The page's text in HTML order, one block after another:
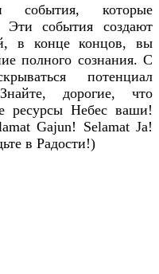
которые
Эти события создают
в конце концов, вы
полного сознания. С
потенциал
дорогие, что
ресурсы Небес ваши!
Gajun! Selamat Ja!
в Радости!)